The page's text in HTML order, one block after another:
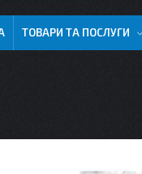
ТОВАРИ ТА ПОСЛУГИ